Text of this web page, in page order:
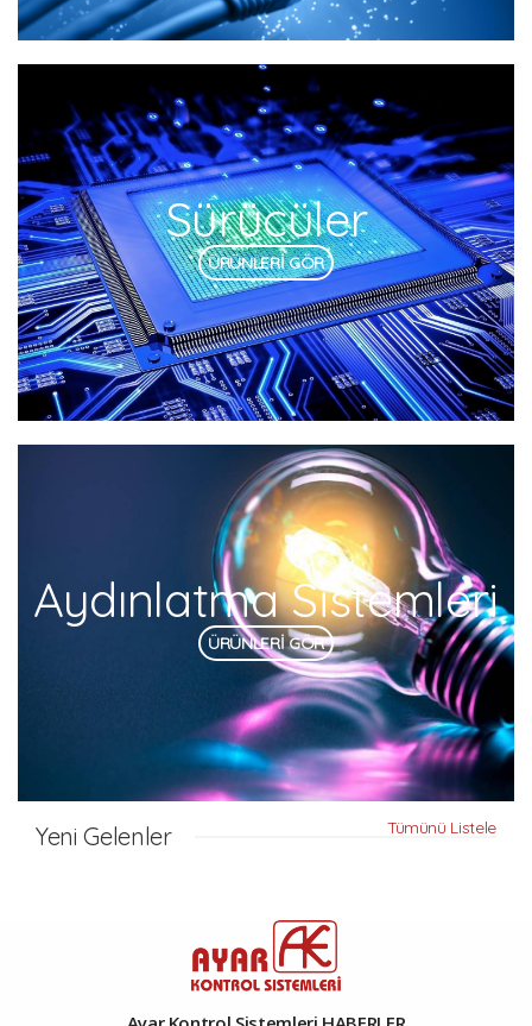
Sürücüler
ÜRÜNLERİ GÖR
Aydınlatma Sistemleri
ÜRÜNLERİ GÖR
Yeni Gelenler Tümünü Listele